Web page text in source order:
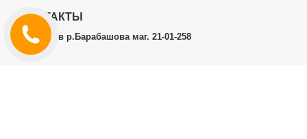
КОНТАКТЫ
г.Харьков р.Барабашова маг. 21-01-258